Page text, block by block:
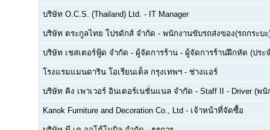
บริษัท O.C.S. (Thailand) Ltd. - IT Manager
บริษัท ตระกูลไทย โปรดักส์ จำกัด - พนักงานขับรถส่งของ(รถกระบะ
บริษัท เชสเตอร์ฟู้ด จำกัด - ผู้จัดการร้าน - ผู้จัดการร้านฝึกหัด (ประ
โรงแรมแมนดาริน โอเรียนเต็ล กรุงเทพฯ - ช่างแอร์
บริษัท คิง เพาเวอร์ อินเตอร์เนชั่นแนล จำกัด - Staff II - Driver (พ
Kanok Furniture and Decoration Co., Ltd - เจ้าหน้าที่จัดซื้อ